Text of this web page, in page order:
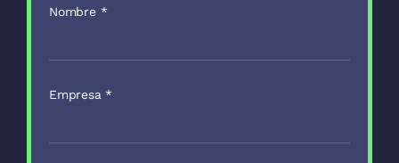
Nombre *
Empresa *